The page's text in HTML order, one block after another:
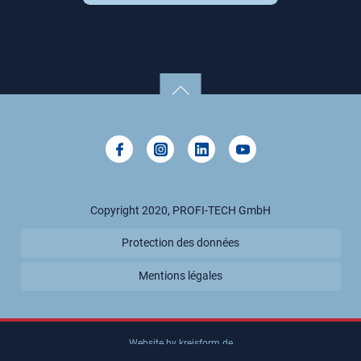
Copyright 2020, PROFI-TECH GmbH
Protection des données
Mentions légales
Website by kreisform.de